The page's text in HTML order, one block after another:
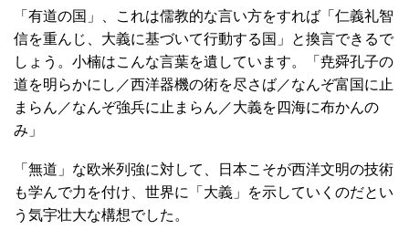
「有道の国」、これは儒教的な言い方をすれば「仁義礼智
信を重んじ、大義に基づいて行動する国」と換言できるで
しょう。小楠はこんな言葉を遺しています。「尭舜孔子の
道を明らかにし／西洋器機の術を尽さば／なんぞ富国に止
まらん／なんぞ強兵に止まらん／大義を四海に布かんの
み」
「無道」な欧米列強に対して、日本こそが西洋文明の技術
も学んで力を付け、世界に「大義」を示していくのだとい
う気宇壮大な構想でした。